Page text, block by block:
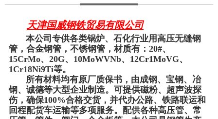
天津国威钢铁贸易有限公司
本公司专供各类锅炉、石化行业用高压无缝钢
管，合金钢管，不锈钢管，材质有：20#、
15CrMo、20G、10MoWVNb、12Cr1MoVG、
1Cr18Ni9Ti等。
所有材料均有原厂质保书，由成钢、宝钢、冶
钢、诚德等大型企业制造。可提供磁粉、超声波探
伤，确保100%合格交货，并代办公路、铁路联运和
回程配货车运输等多项服务。配供各种高压管、常